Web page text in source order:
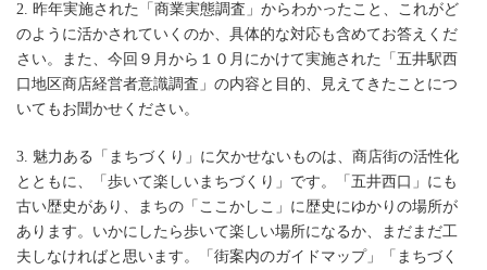
2. 昨年実施された「商業実態調査」からわかったこと、これがど
のように活かされていくのか、具体的な対応も含めてお答えくだ
さい。また、今回９月から１０月にかけて実施された「五井駅西
口地区商店経営者意識調査」の内容と目的、見えてきたことにつ
いてもお聞かせください。
3. 魅力ある「まちづくり」に欠かせないものは、商店街の活性化
とともに、「歩いて楽しいまちづくり」です。「五井西口」にも
古い歴史があり、まちの「ここかしこ」に歴史にゆかりの場所が
あります。いかにしたら歩いて楽しい場所になるか、まだまだ工
夫しなければと思います。「街案内のガイドマップ」「まちづく